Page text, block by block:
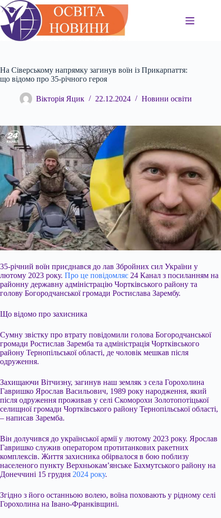
Перейти
до
вмісту
На Сіверському напрямку загинув воїн із Прикарпаття:
що відомо про 35-річного героя
Вікторія Яцик 22.12.2024 Новини освіти
35-річний воїн приєднався до лав Збройних сил України у
лютому 2023 року. Про це повідомляє 24 Канал з посиланням на
районну державну адміністрацію Чортківського району та
голову Богородчанської громади Ростислава Зарембу.
Що відомо про захисника
Сумну звістку про втрату повідомили голова Богородчанської
громади Ростислав Заремба та адміністрація Чортківського
району Тернопільської області, де чоловік мешкав після
одруження.
Захищаючи Вітчизну, загинув наш земляк з села Горохолина
Гавришко Ярослав Васильович, 1989 року народження, який
після одруження проживав у селі Скоморохи Золотопотіцької
селищної громади Чортківського району Тернопільської області,
– написав Заремба.
Він долучився до української армії у лютому 2023 року. Ярослав
Гавришко служив оператором протитанкових ракетних
комплексів. Життя захисника обірвалося в бою поблизу
населеного пункту Верхньокам’янське Бахмутського району на
Донеччині 15 грудня 2024 року.
Згідно з його останньою волею, воїна поховають у рідному селі
Горохолина на Івано-Франківщині.